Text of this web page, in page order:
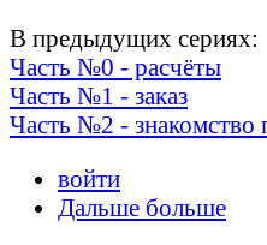
В предыдущих сериях:
Часть №0 - расчёты
Часть №1 - заказ
Часть №2 - знакомство
войти
Дальше больше